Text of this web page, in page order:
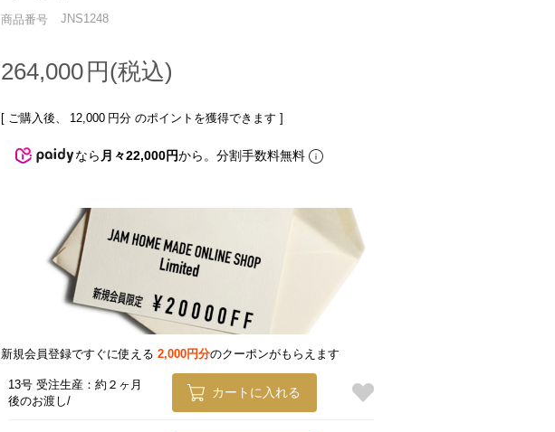
商品番号 JNS1248
264,000
[ ご購入後、 12,000 円分 のポイントを獲得できます ]
なら 月々22,000円から。分割手数料無料
新規会員登録ですぐに使える 2,000円分のクーポンがもらえます
13号 受注生産：約２ヶ月
後のお渡し
カートに入れる